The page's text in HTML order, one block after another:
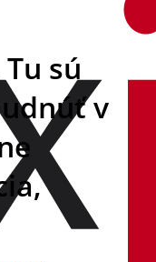
sú
v